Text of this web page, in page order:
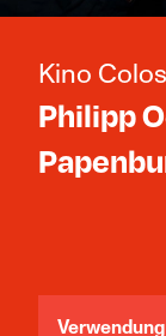
Kino
Philipp
Jetzt Tickets